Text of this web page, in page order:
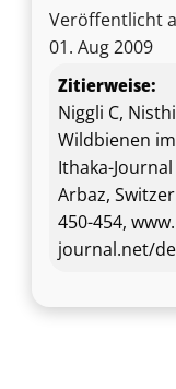
Veröffentlicht
01. Aug 2009
Zitierweise:
Niggli C,
Wildbienen
Ithaka-
Arbaz,
450-454,
journal.net/